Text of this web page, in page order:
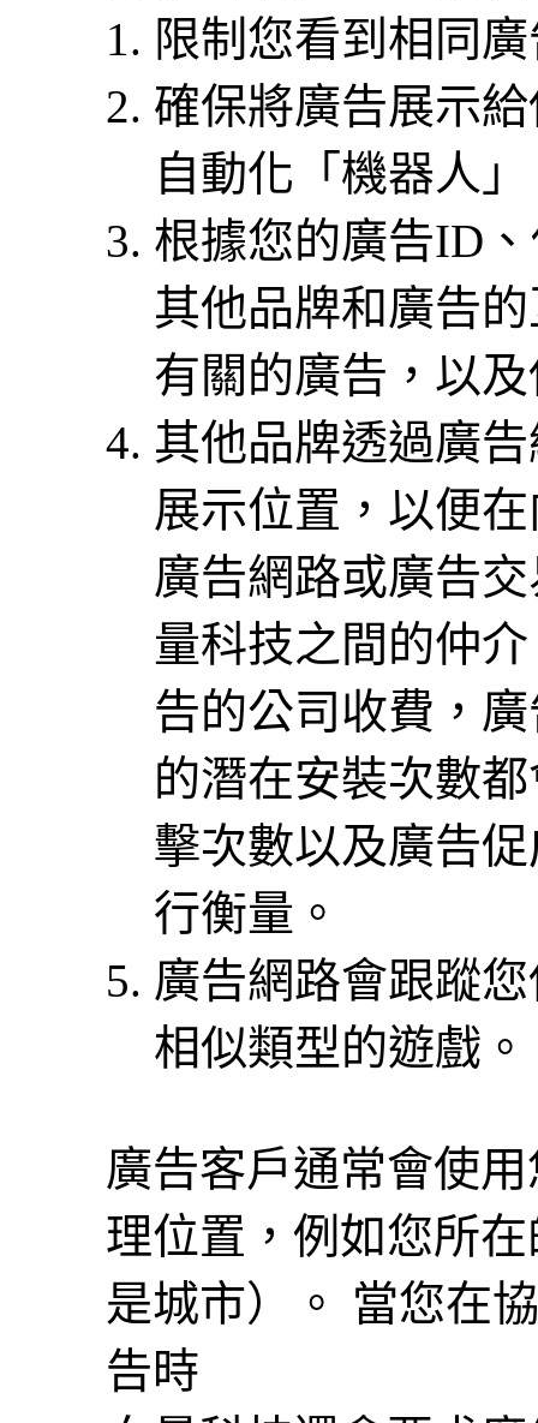
限制您看到相同
確保將廣告展示
自動化「機器人」
根據您的廣告ID
其他品牌和廣告
有關的廣告，以
其他品牌透過廣
展示位置，以便
廣告網路或廣告
量科技之間的仲
告的公司收費，
的潛在安裝次數
擊次數以及廣告
行衡量。
廣告網路會跟蹤
相似類型的遊戲。
廣告客戶通常會使
理位置，例如您所
是城市）。 當您在
告時